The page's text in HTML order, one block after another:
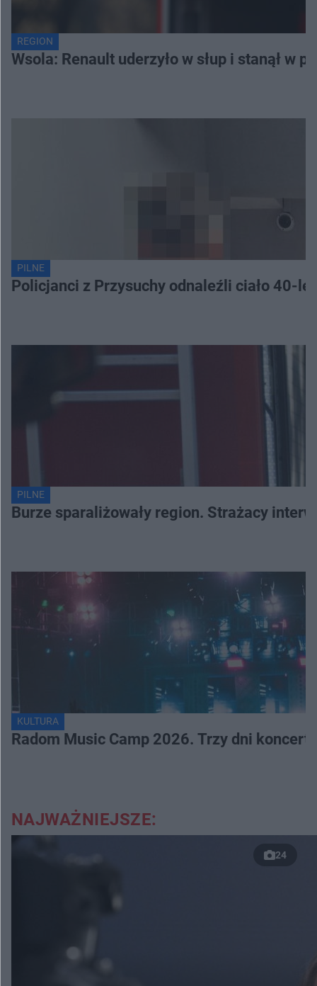
REGION
Wsola: Renault uderzyło w słup i stanął w
PILNE
Policjanci z Przysuchy odnaleźli ciało 40-
PILNE
Burze sparaliżowały region. Strażacy
KULTURA
Radom Music Camp 2026. Trzy dni
NAJWAŻNIEJSZE:
24